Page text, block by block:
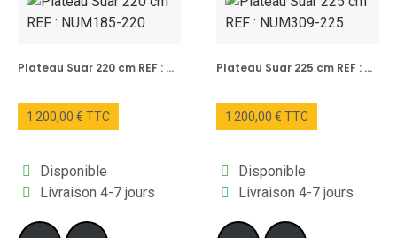
Plateau Suar 220 cm REF : NUM185-220
1 200,00 € TTC
Disponible
Livraison 4-7 jours
Plateau Suar 225 cm REF : NUM309-225
1 200,00 € TTC
Disponible
Livraison 4-7 jours